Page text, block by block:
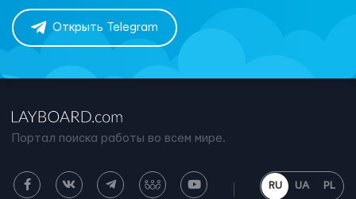
Открыть Telegram
Портал поиска работы во всем мире.
RU UA PL